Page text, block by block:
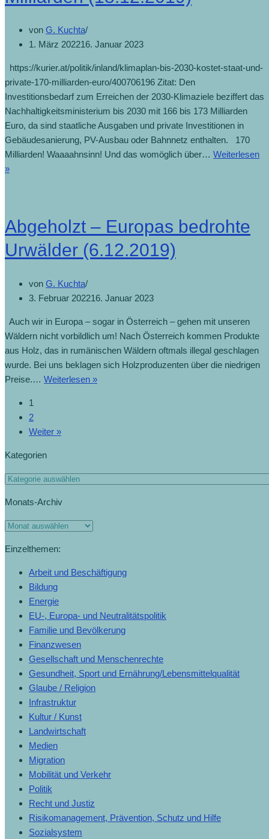
von G. Kuchta
1. März 202216. Januar 2023
https://kurier.at/politik/inland/klimaplan-bis-2030-kostet-staat-und-
private-170-milliarden-euro/400706196 Zitat: Den
Investitionsbedarf zum Erreichen der 2030-Klimaziele beziffert das
Nachhaltigkeitsministerium bis 2030 mit 166 bis 173 Milliarden
Euro, da sind staatliche Ausgaben und private Investitionen in
Gebäudesanierung, PV-Ausbau oder Bahnnetz enthalten. 170
Milliarden! Waaaahnsinn! Und das womöglich über… Weiterlesen
»Klimaplan
170
(18.12.2019)
Abgeholzt – Europas bedrohte
Urwälder (6.12.2019)
von G. Kuchta
3. Februar 202216. Januar 2023
Auch wir in Europa – sogar in Österreich – gehen mit unseren
Wäldern nicht vorbildlich um! Nach Österreich kommen Produkte
aus Holz, das in rumänischen Wäldern oftmals illegal geschlagen
wurde. Bei uns beklagen sich Holzproduzenten über die niedrigen
Preise.… Weiterlesen »Abgeholzt
1
2
Weiter »
Kategorien
Kategorien
Monats-Archiv
Monats-
Einzelthemen:
Arbeit und Beschäftigung
Bildung
Energie
EU-, Europa- und Neutralitätspolitik
Familie und Bevölkerung
Finanzwesen
Gesellschaft und Menschenrechte
Gesundheit, Sport und Ernährung/Lebensmittelqualität
Glaube / Religion
Infrastruktur
Kultur / Kunst
Landwirtschaft
Medien
Migration
Mobilität und Verkehr
Politik
Recht und Justiz
Risikomanagement, Prävention, Schutz und Hilfe
Sozialsystem